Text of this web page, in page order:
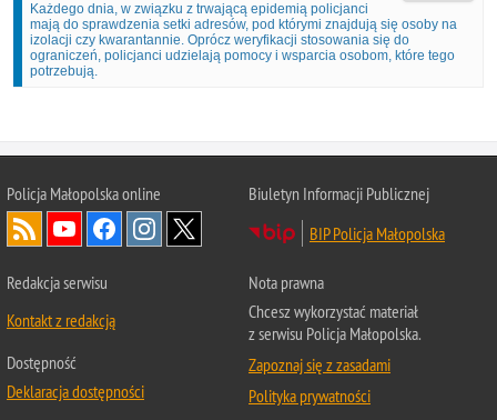
Każdego dnia, w związku z trwającą epidemią policjanci
mają do sprawdzenia setki adresów, pod którymi znajdują się osoby na
izolacji czy kwarantannie. Oprócz weryfikacji stosowania się do
ograniczeń, policjanci udzielają pomocy i wsparcia osobom, które tego
potrzebują.
Policja Małopolska online
Biuletyn Informacji Publicznej
BIP Policja Małopolska
Redakcja serwisu
Kontakt z redakcją
Dostępność
Deklaracja dostępności
Nota prawna
Chcesz wykorzystać materiał
z serwisu Policja Małopolska.
Zapoznaj się z zasadami
Polityka prywatności